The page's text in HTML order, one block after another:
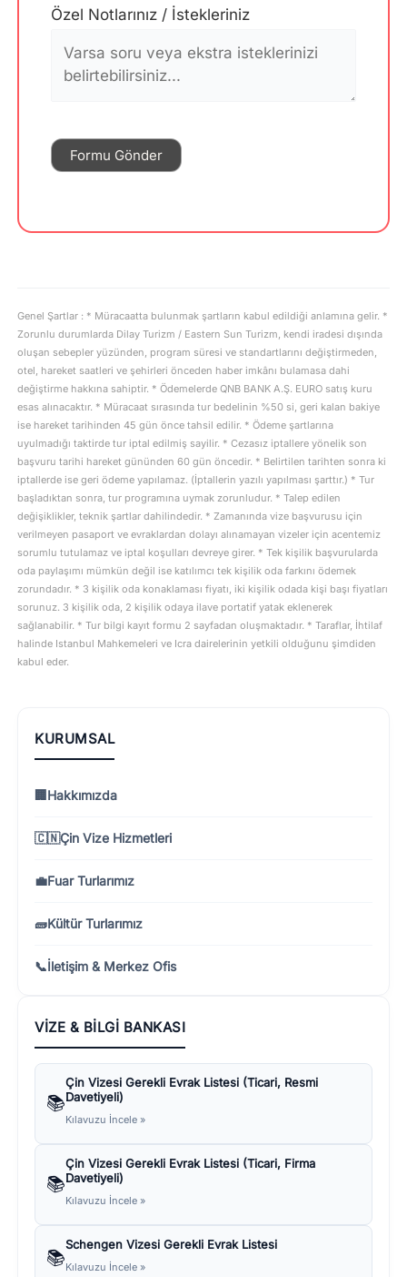
Özel Notlarınız / İstekleriniz
Genel Şartlar : * Müracaatta bulunmak şartların kabul edildiği anlamına gelir. *
Zorunlu durumlarda Dilay Turizm / Eastern Sun Turizm, kendi iradesi dışında
oluşan sebepler yüzünden, program süresi ve standartlarını değiştirmeden,
otel, hareket saatleri ve şehirleri önceden haber imkânı bulamasa dahi
değiştirme hakkına sahiptir. * Ödemelerde QNB BANK A.Ş. EURO satış kuru
esas alınacaktır. * Müracaat sırasında tur bedelinin %50 si, geri kalan bakiye
ise hareket tarihinden 45 gün önce tahsil edilir. * Ödeme şartlarına
uyulmadığı taktirde tur iptal edilmiş sayilir. * Cezasız iptallere yönelik son
başvuru tarihi hareket gününden 60 gün öncedir. * Belirtilen tarihten sonra ki
iptallerde ise geri ödeme yapılamaz. (İptallerin yazılı yapılması şarttır.) * Tur
başladıktan sonra, tur programına uymak zorunludur. * Talep edilen
değişiklikler, teknik şartlar dahilindedir. * Zamanında vize başvurusu için
verilmeyen pasaport ve evraklardan dolayı alınamayan vizeler için acentemiz
sorumlu tutulamaz ve iptal koşulları devreye girer. * Tek kişilik başvurularda
oda paylaşımı mümkün değil ise katılımcı tek kişilik oda farkını ödemek
zorundadır. * 3 kişilik oda konaklaması fiyatı, iki kişilik odada kişi başı fiyatları
sorunuz. 3 kişilik oda, 2 kişilik odaya ilave portatif yatak eklenerek
sağlanabilir. * Tur bilgi kayıt formu 2 sayfadan oluşmaktadır. * Taraflar, İhtilaf
halinde Istanbul Mahkemeleri ve Icra dairelerinin yetkili olduğunu şimdiden
kabul eder.
KURUMSAL
Hakkımızda
🇨🇳Çin Vize Hizmetleri
💼Fuar Turlarımız
🧱Kültür Turlarımız
📞İletişim & Merkez Ofis
VIZE & BILGI BANKASI
📚
Çin Vizesi Gerekli Evrak Listesi (Ticari, Resmi
Davetiyeli)
Kılavuzu İncele »
📚
Çin Vizesi Gerekli Evrak Listesi (Ticari, Firma
Davetiyeli)
Kılavuzu İncele »
📚
Schengen Vizesi Gerekli Evrak Listesi
Kılavuzu İncele »